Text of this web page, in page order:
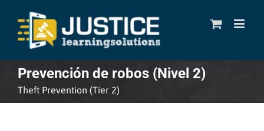
content
Prevención de robos (Nivel 2)
Theft Prevention (Tier 2)